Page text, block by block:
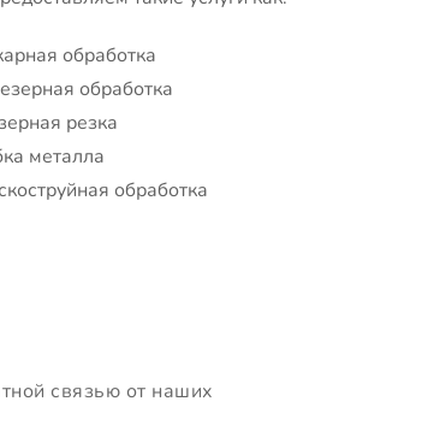
обработка
обработка
резка
металла
обработка
связью от наших